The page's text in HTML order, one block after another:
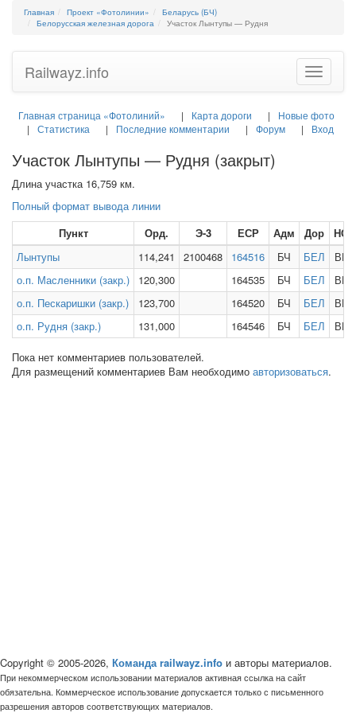
Главная Проект «Фотолинии»
Беларусь (БЧ)
Белорусская железная дорога
Участок Лынтупы — Рудня
Toggle
Railwayz.info
Главная страница «Фотолиний» Карта дороги
Новые фото
Статистика
Последние комментарии Форум Вход
Участок Лынтупы — Рудня (закрыт)
Длина участка 16,759 км.
Полный формат вывода линии
Пункт
Орд. Э-3 ЕСР Адм Дор
НОД
Лынтупы
114,241 2100468 164516 БЧ БЕЛ
ВИТ
о.п. Масленники (закр.)
120,300 164535 БЧ БЕЛ
ВИТ
о.п. Пескаришки (закр.)
123,700 164520 БЧ БЕЛ
ВИТ
о.п. Рудня (закр.)
131,000 164546 БЧ БЕЛ ВИТ
Пока нет комментариев пользователей.
Для размещений комментариев Вам необходимо авторизоваться.
Copyright © 2005-2026, Команда railwayz.info и авторы материалов.
При некоммерческом использовании материалов активная ссылка на сайт
обязательна. Коммерческое использование допускается только с письменного
разрешения авторов соответствующих материалов.